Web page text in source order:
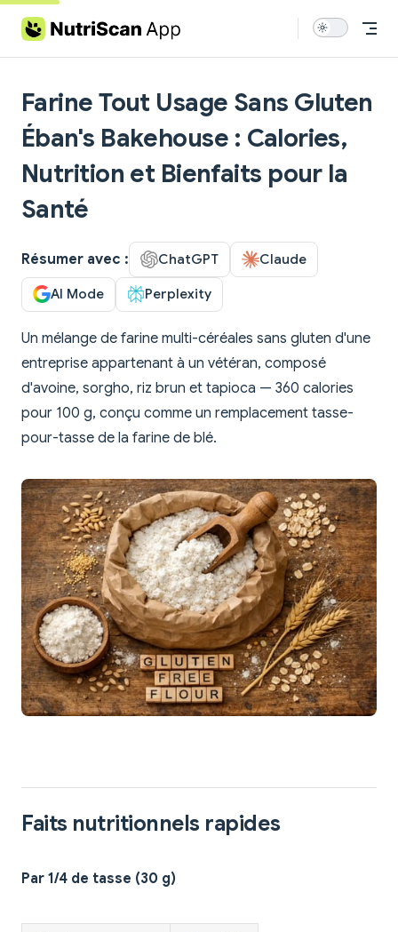
Skip to content
Farine Tout Usage Sans Gluten
Éban's Bakehouse : Calories,
Nutrition et Bienfaits pour la
Santé
Résumer avec : ChatGPT Claude
AI Mode Perplexity
Un mélange de farine multi-céréales sans gluten d'une
entreprise appartenant à un vétéran, composé
d'avoine, sorgho, riz brun et tapioca — 360 calories
pour 100 g, conçu comme un remplacement tasse-
pour-tasse de la farine de blé.
Faits nutritionnels rapides
Par 1/4 de tasse (30 g)